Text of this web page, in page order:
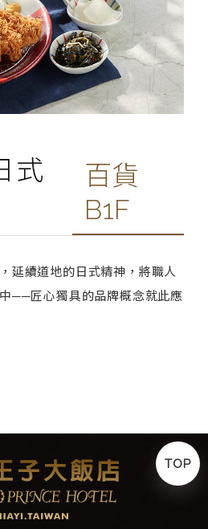
式
百貨
B1F
延續道地的日式精神，將職人
──匠心獨具的品牌概念就此應
TOP